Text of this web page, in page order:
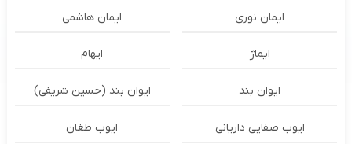
ایمان نوری ایمان هاشمی
ایماژ ایهام
ایوان بند ایوان بند (حسین شریفی)
ایوب صفایی داریانی ایوب طغان